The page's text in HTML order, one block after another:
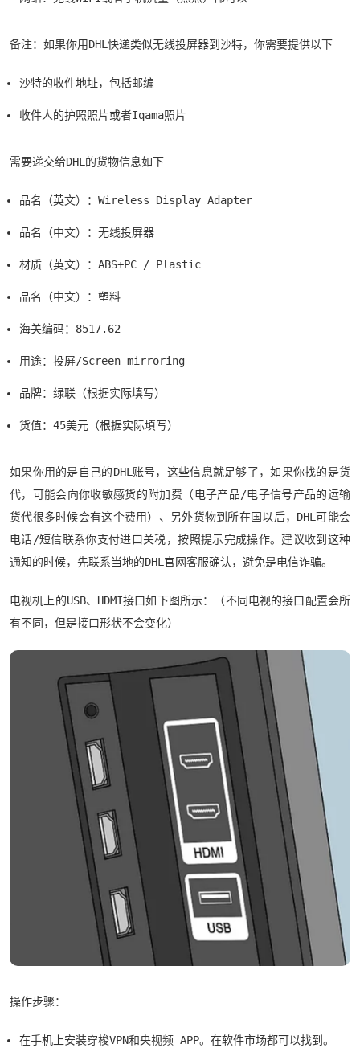
备注：如果你用DHL快递类似无线投屏器到沙特，你需要提供以下
沙特的收件地址，包括邮编
收件人的护照照片或者Iqama照片
需要递交给DHL的货物信息如下
品名（英文）：Wireless Display Adapter
品名（中文）：无线投屏器
材质（英文）：ABS+PC / Plastic
品名（中文）：塑料
海关编码：8517.62
用途：投屏/Screen mirroring
品牌：绿联（根据实际填写）
货值：45美元（根据实际填写）
如果你用的是自己的DHL账号，这些信息就足够了，如果你找的是货
代，可能会向你收敏感货的附加费（电子产品/电子信号产品的运输
货代很多时候会有这个费用）、另外货物到所在国以后，DHL可能会
电话/短信联系你支付进口关税，按照提示完成操作。建议收到这种
通知的时候，先联系当地的DHL官网客服确认，避免是电信诈骗。
电视机上的USB、HDMI接口如下图所示：（不同电视的接口配置会所
有不同，但是接口形状不会变化）
操作步骤：
在手机上安装穿梭VPN和央视频 APP。在软件市场都可以找到。